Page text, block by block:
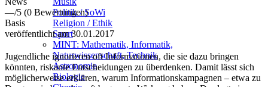
Politik / SoWi
Religion / Ethik
Sport
MINT: Mathematik, Informatik,
Naturwissenschaft, Technik
Astronomie
Biologie
—/5 (0 Bewertungen)
Basis
veröffentlicht am 30.01.2017
Jugendliche ignorieren oft Informationen, die sie dazu bringen
könnten, riskante Entscheidungen zu überdenken. Damit lässt sich
möglicherweise erklären, warum Informationskampagnen – etwa zu